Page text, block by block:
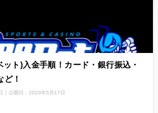
ト)入金手順！カード・銀行振込・
ど！
公開日： 2023年5月17日